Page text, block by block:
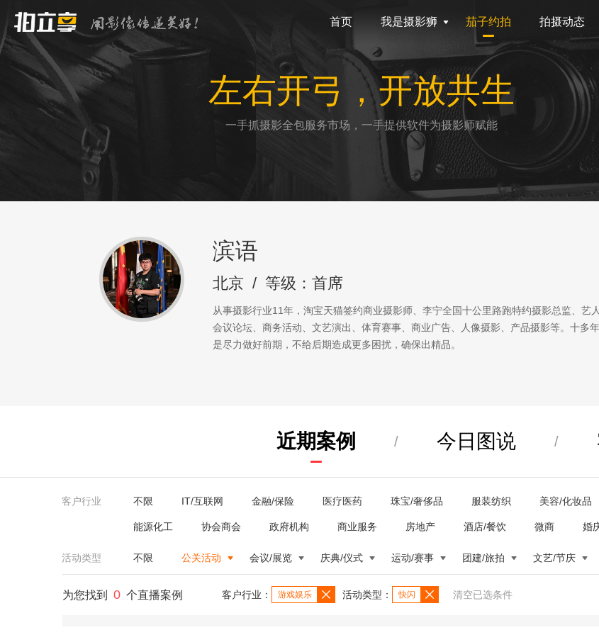
首页 我是摄影狮 茄子约拍 拍摄动态
左右开弓，开放共生
一手抓摄影全包服务市场，一手提供软件为摄影师赋能
滨语
北京 / 等级：首席
从事摄影行业11年，淘宝天猫签约商业摄影师、李宁全国十公里路跑特约摄影总监、艺
会议论坛、商务活动、文艺演出、体育赛事、商业广告、人像摄影、产品摄影等。十多
是尽力做好前期，不给后期造成更多困扰，确保出精品。
近期案例 / 今日图说 /
客户行业 不限 IT/互联网 金融/保险 医疗医药 珠宝/奢侈品 服装纺织 美容/化妆品
能源化工 协会商会 政府机构 商业服务 房地产 酒店/餐饮 微商 婚
活动类型 不限 公关活动 会议/展览 庆典/仪式 运动/赛事 团建/旅拍 文艺/节庆
为您找到 0 个直播案例 客户行业： 游戏娱乐 活动类型： 快闪 清空已选条件